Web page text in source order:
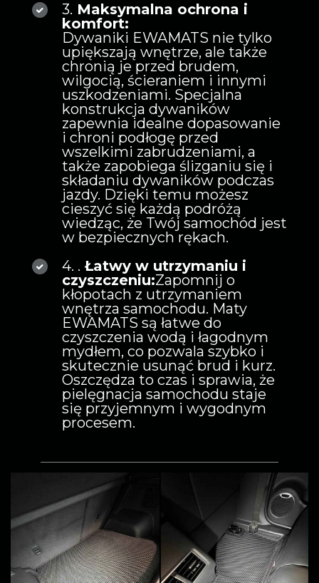
3. Maksymalna ochrona i
komfort:
Dywaniki EWAMATS nie tylko
upiększają wnętrze, ale także
chronią je przed brudem,
wilgocią, ścieraniem i innymi
uszkodzeniami. Specjalna
konstrukcja dywaników
zapewnia idealne dopasowanie
i chroni podłogę przed
wszelkimi zabrudzeniami, a
także zapobiega ślizganiu się i
składaniu dywaników podczas
jazdy. Dzięki temu możesz
cieszyć się każdą podróżą
wiedząc, że Twój samochód jest
w bezpiecznych rękach.
4. . Łatwy w utrzymaniu i
czyszczeniu:Zapomnij o
kłopotach z utrzymaniem
wnętrza samochodu. Maty
EWAMATS są łatwe do
czyszczenia wodą i łagodnym
mydłem, co pozwala szybko i
skutecznie usunąć brud i kurz.
Oszczędza to czas i sprawia, że
pielęgnacja samochodu staje
się przyjemnym i wygodnym
procesem.